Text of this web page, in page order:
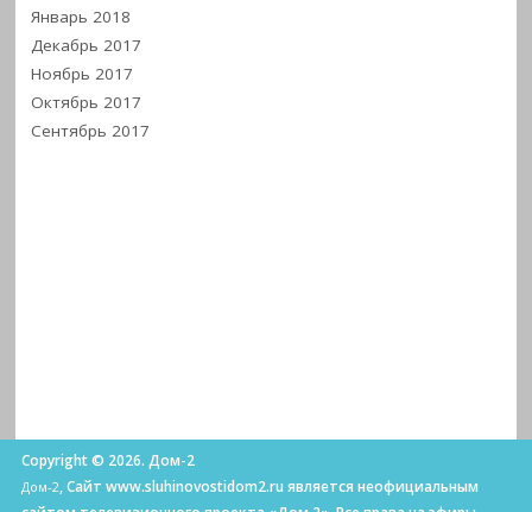
Январь 2018
Декабрь 2017
Ноябрь 2017
Октябрь 2017
Сентябрь 2017
Copyright © 2026. Дом-2
Дом-2, Сайт www.sluhinovostidom2.ru является неофициальным